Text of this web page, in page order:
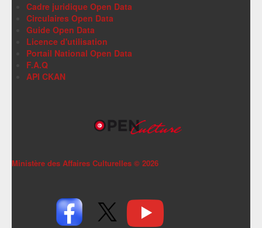
Cadre juridique Open Data
Circulaires Open Data
Guide Open Data
Licence d'utilisation
Portail National Open Data
F.A.Q
API CKAN
Ministère des Affaires Culturelles © 2026